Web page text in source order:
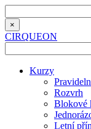
×
CIRQUEON
Kurzy
Rozvrh
Blokové
Letní